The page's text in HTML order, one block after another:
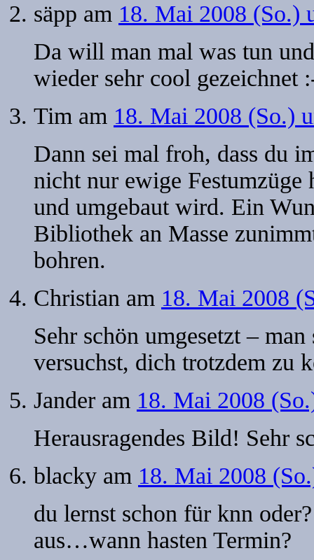
säpp am 18. Mai 2008 (So.)
Da will man mal was tun
wieder sehr cool gezeichnet
Tim am 18. Mai 2008 (So.)
Dann sei mal froh, dass du
nicht nur ewige Festumzüge
und umgebaut wird. Ein
Bibliothek an Masse
bohren.
Christian am 18. Mai 2008
Sehr schön umgesetzt –
versuchst, dich trotzdem zu
Jander am 18. Mai 2008
Herausragendes Bild! Sehr
blacky am 18. Mai 2008
du lernst schon für knn
aus…wann hasten Termin?